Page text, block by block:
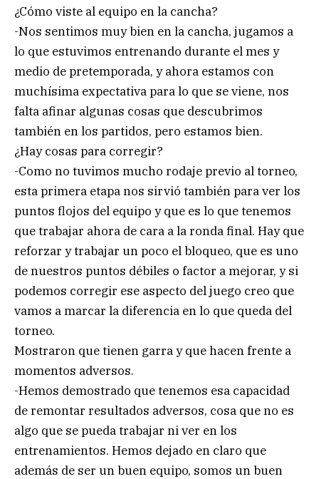
¿Cómo viste al equipo en la cancha?
-Nos sentimos muy bien en la cancha, jugamos a
lo que estuvimos entrenando durante el mes y
medio de pretemporada, y ahora estamos con
muchísima expectativa para lo que se viene, nos
falta afinar algunas cosas que descubrimos
también en los partidos, pero estamos bien.
¿Hay cosas para corregir?
-Como no tuvimos mucho rodaje previo al torneo,
esta primera etapa nos sirvió también para ver los
puntos flojos del equipo y que es lo que tenemos
que trabajar ahora de cara a la ronda final. Hay que
reforzar y trabajar un poco el bloqueo, que es uno
de nuestros puntos débiles o factor a mejorar, y si
podemos corregir ese aspecto del juego creo que
vamos a marcar la diferencia en lo que queda del
torneo.
Mostraron que tienen garra y que hacen frente a
momentos adversos.
-Hemos demostrado que tenemos esa capacidad
de remontar resultados adversos, cosa que no es
algo que se pueda trabajar ni ver en los
entrenamientos. Hemos dejado en claro que
además de ser un buen equipo, somos un buen